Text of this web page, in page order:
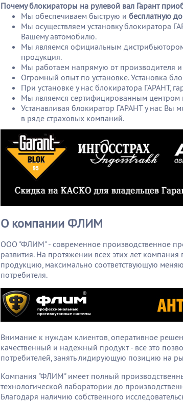
Почему блокираторы на рулевой вал Гарант
Мы обеспечиваем быструю ибесплатную
Мы осуществляем установку блокиратора
Вашему автомобилю.
Мы являемся официальным
продукция.
Мы работаем напрямую от производителя
Огромный опыт по установке. Установка
При установке у нас блокиратора ГАРАНТ,
Мы являемся сертифицированным центром
Устанавливая блокиратор ГАРАНТ у нас
в ряде страховых компаний.
О компании ФЛИМ
ООО "ФЛИМ" - современное производственное
развития. На протяжении всех этих лет
продукцию, максимально соответствующую
потребителя.
Внимание к нуждам клиентов, оперативное
качественный и надежный продукт - все это
потребителей, занять лидирующую позицию на
Компания "ФЛИМ" имеет полный
технологической лаборатории до
Благодаря наличию собственного